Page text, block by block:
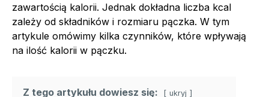
zawartością kalorii. Jednak dokładna liczba kcal
zależy od składników i rozmiaru pączka. W tym
artykule omówimy kilka czynników, które wpływają
na ilość kalorii w pączku.
Z tego artykułu dowiesz się: ukryj